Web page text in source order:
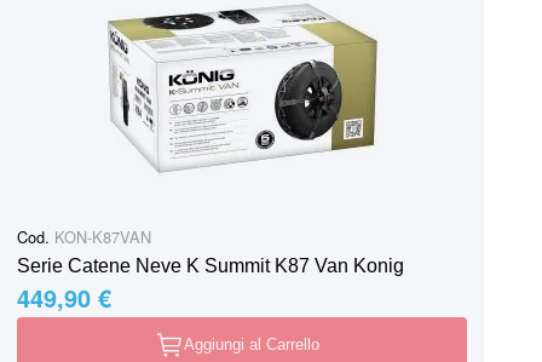
Cod. KON-K87VAN
Serie Catene Neve K Summit K87 Van Konig
449,90 €
Aggiungi al Carrello